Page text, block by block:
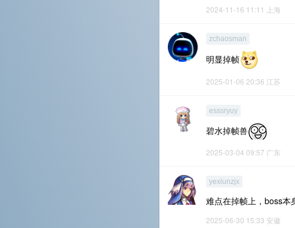
2024-11-16 11:11 上海
zchaosman
明显掉帧
2025-01-06 20:36 江苏
esssryuy
碧水掉帧兽
2025-03-04 09:57 广东
yexlunzjx
难点在掉帧上，boss本
2025-06-30 15:33 安徽